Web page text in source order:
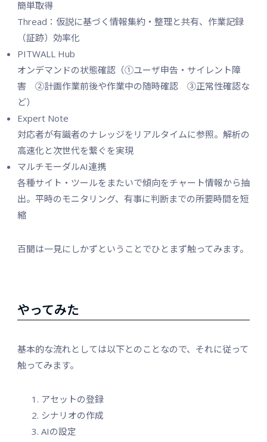
簡単取得
Thread：仮説に基づく情報集約・整理と共有、作業記録
（証跡）効率化
PITWALL Hub
オンデマンドの状態確認（①ユーザ申告・サイレント障
害 ②計画作業前後や作業中の随時確認 ③正常性確認な
ど）
Expert Note
対応者が有識者のナレッジをリアルタイムに参照。解析の
高速化と次世代を繋ぐを実現
マルチモーダルAI連携
各種サイト・ツールをまたいで傾向をチャート情報から抽
出。平時のモニタリング、有事に判断までの所要時間を短
縮
百聞は一見にしかずということでひとまず触ってみます。
やってみた
基本的な流れとしては以下とのことなので、それに従って
触ってみます。
アセットの登録
シナリオの作成
AIの設定